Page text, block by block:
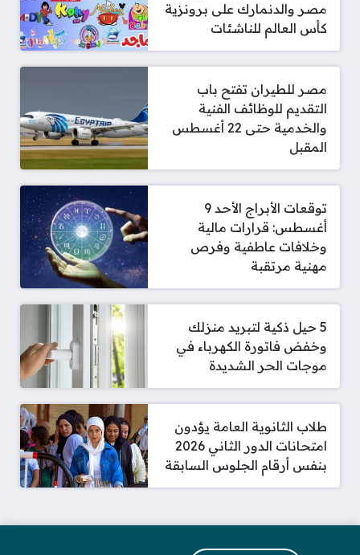
مصر والدنمارك على برونزية
كأس العالم للناشئات
مصر للطيران تفتح باب
التقديم للوظائف الفنية
والخدمية حتى 22 أغسطس
المقبل
توقعات الأبراج الأحد 9
أغسطس: قرارات مالية
وخلافات عاطفية وفرص
مهنية مرتقبة
5 حيل ذكية لتبريد منزلك
وخفض فاتورة الكهرباء في
موجات الحر الشديدة
طلاب الثانوية العامة يؤدون
امتحانات الدور الثاني 2026
بنفس أرقام الجلوس السابقة